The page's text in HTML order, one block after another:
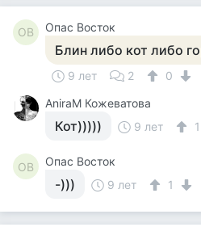
ОВ Опас Восток
Блин либо кот либо
9 лет 2
0
AniraM Кожеватова
Кот))))) 9 лет 1
ОВ Опас Восток
-))) 9 лет 1